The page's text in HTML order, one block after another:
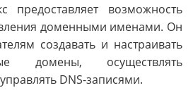
предоставляет возможность
доменными именами. Он
создавать и настраивать
домены, осуществлять
DNS-записями.